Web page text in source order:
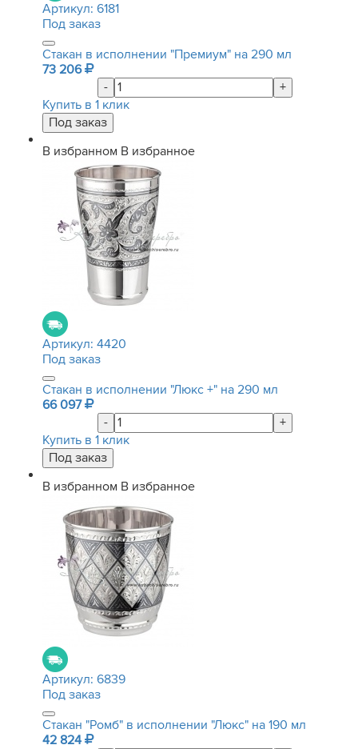
Артикул: 6181
Под заказ
Стакан в исполнении "Премиум" на 290 мл
73 206
-
+
Купить в 1 клик
В избранном В избранное
Артикул: 4420
Под заказ
Стакан в исполнении "Люкс +" на 290 мл
66 097
-
+
Купить в 1 клик
В избранном В избранное
Артикул: 6839
Под заказ
Стакан "Ромб" в исполнении "Люкс" на 190 мл
42 824